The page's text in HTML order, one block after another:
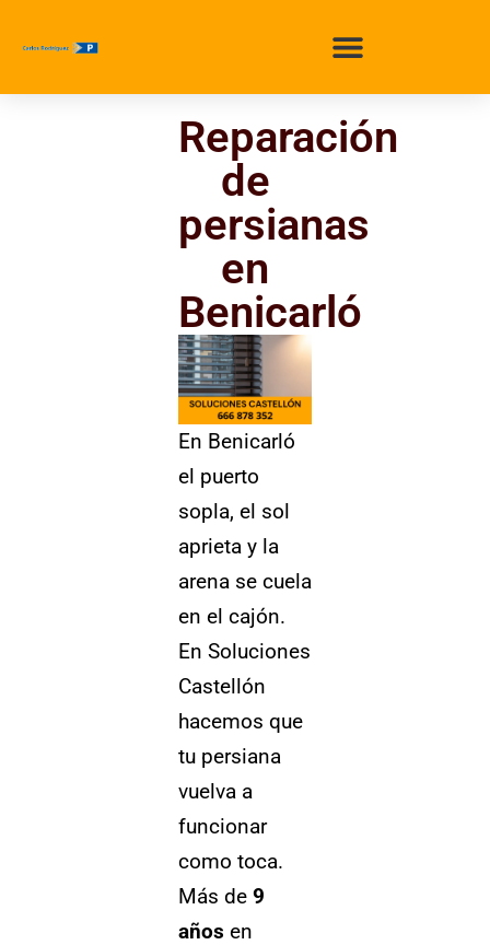
Reparación
de
persianas
en
Benicarló
En Benicarló
el puerto
sopla, el sol
aprieta y la
arena se cuela
en el cajón.
En Soluciones
Castellón
hacemos que
tu persiana
vuelva a
funcionar
como toca.
Más de 9
años en